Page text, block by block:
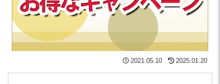
2021.05.10 2025.01.20